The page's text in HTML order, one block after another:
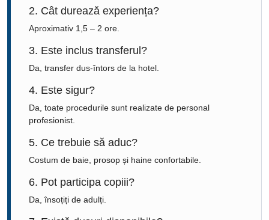
2. Cât durează experiența?
Aproximativ 1,5 – 2 ore.
3. Este inclus transferul?
Da, transfer dus-întors de la hotel.
4. Este sigur?
Da, toate procedurile sunt realizate de personal
profesionist.
5. Ce trebuie să aduc?
Costum de baie, prosop și haine confortabile.
6. Pot participa copiii?
Da, însoțiți de adulți.